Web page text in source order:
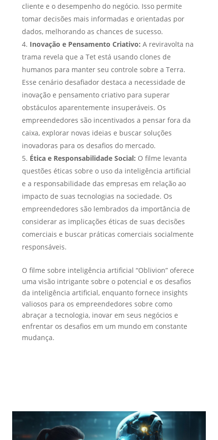
cliente e o desempenho do negócio. Isso permite
tomar decisões mais informadas e orientadas por
dados, melhorando as chances de sucesso.
Inovação e Pensamento Criativo: A reviravolta na
trama revela que a Tet está usando clones de
humanos para manter seu controle sobre a Terra.
Esse cenário desafiador destaca a necessidade de
inovação e pensamento criativo para superar
obstáculos aparentemente insuperáveis. Os
empreendedores são incentivados a pensar fora da
caixa, explorar novas ideias e buscar soluções
inovadoras para os desafios do mercado.
Ética e Responsabilidade Social: O filme levanta
questões éticas sobre o uso da inteligência artificial
e a responsabilidade das empresas em relação ao
impacto de suas tecnologias na sociedade. Os
empreendedores são lembrados da importância de
considerar as implicações éticas de suas decisões
comerciais e buscar práticas comerciais socialmente
responsáveis.
O filme sobre inteligência artificial “Oblivion” oferece
uma visão intrigante sobre o potencial e os desafios
da inteligência artificial, enquanto fornece insights
valiosos para os empreendedores sobre como
abraçar a tecnologia, inovar em seus negócios e
enfrentar os desafios em um mundo em constante
mudança.